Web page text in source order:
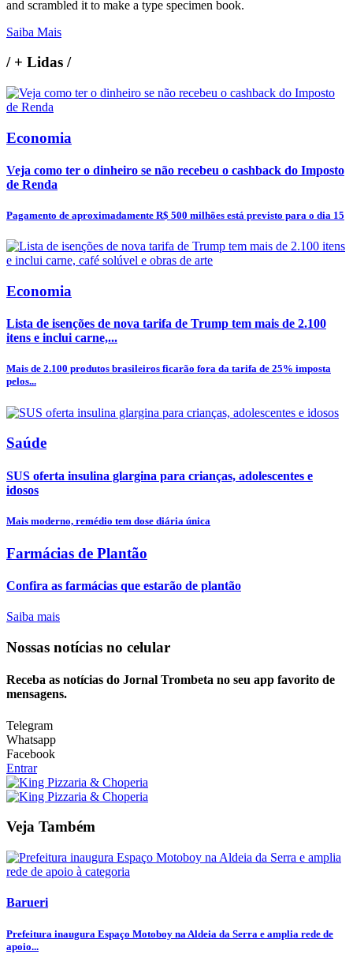
and scrambled it to make a type specimen book.
Saiba Mais
/+ Lidas /
Economia
Veja como ter o dinheiro se não recebeu o cashback do Imposto
de Renda
Pagamento de aproximadamente R$ 500 milhões está previsto para o dia 15
Economia
Lista de isenções de nova tarifa de Trump tem mais de 2.100
itens e inclui carne,...
Mais de 2.100 produtos brasileiros ficarão fora da tarifa de 25% imposta
pelos...
Saúde
SUS oferta insulina glargina para crianças, adolescentes e
idosos
Mais moderno, remédio tem dose diária única
Farmácias de Plantão
Confira as farmácias que estarão de plantão
Saiba mais
Nossas notícias no celular
Receba as notícias do Jornal Trombeta no seu app favorito de
mensagens.
Telegram
Whatsapp
Facebook
Entrar
Veja Também
Barueri
Prefeitura inaugura Espaço Motoboy na Aldeia da Serra e amplia rede de
apoio...